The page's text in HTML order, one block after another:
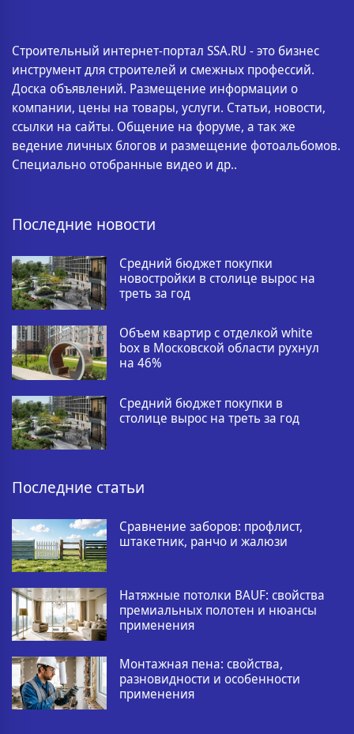
Строительный интернет-портал SSA.RU - это бизнес
инструмент для строителей и смежных профессий.
Доска объявлений. Размещение информации о
компании, цены на товары, услуги. Статьи, новости,
ссылки на сайты. Общение на форуме, а так же
ведение личных блогов и размещение фотоальбомов.
Специально отобранные видео и др..
Последние новости
Средний бюджет покупки
новостройки в столице вырос на
треть за год
Объем квартир с отделкой white
box в Московской области рухнул
на 46%
Средний бюджет покупки в
столице вырос на треть за год
Последние статьи
Сравнение заборов: профлист,
штакетник, ранчо и жалюзи
Натяжные потолки BAUF: свойства
премиальных полотен и нюансы
применения
Монтажная пена: свойства,
разновидности и особенности
применения